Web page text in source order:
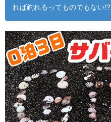
れば釣れるってものでもない!?